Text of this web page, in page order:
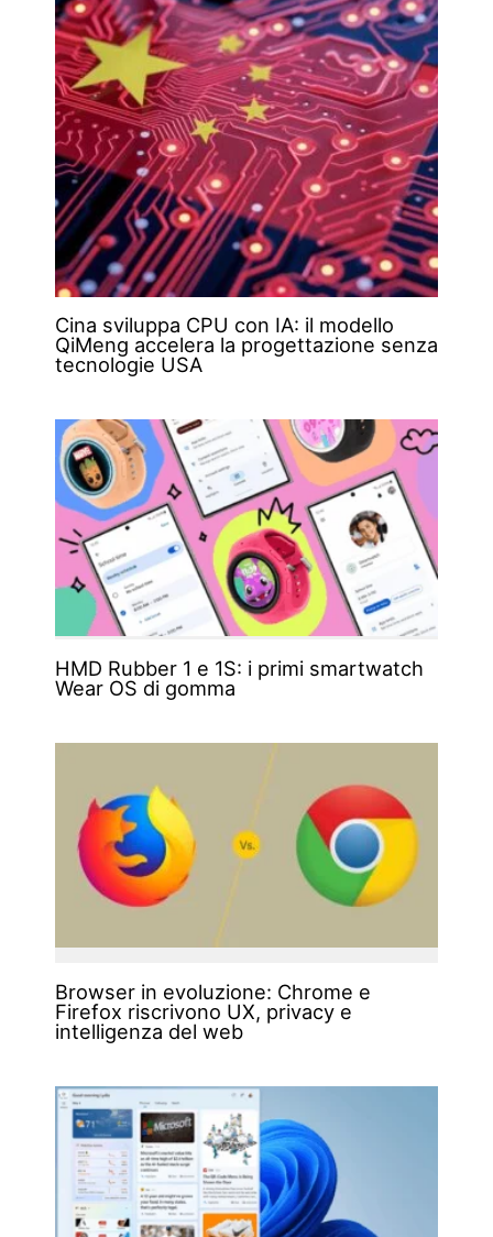
Cina sviluppa CPU con IA: il modello
QiMeng accelera la progettazione senza
tecnologie USA
HMD Rubber 1 e 1S: i primi smartwatch
Wear OS di gomma
Browser in evoluzione: Chrome e
Firefox riscrivono UX, privacy e
intelligenza del web